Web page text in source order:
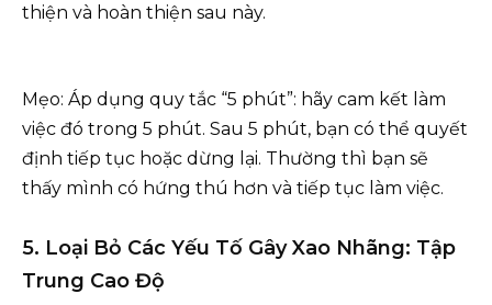
thiện và hoàn thiện sau này.
Mẹo: Áp dụng quy tắc “5 phút”: hãy cam kết làm
việc đó trong 5 phút. Sau 5 phút, bạn có thể quyết
định tiếp tục hoặc dừng lại. Thường thì bạn sẽ
thấy mình có hứng thú hơn và tiếp tục làm việc.
5. Loại Bỏ Các Yếu Tố Gây Xao Nhãng: Tập
Trung Cao Độ